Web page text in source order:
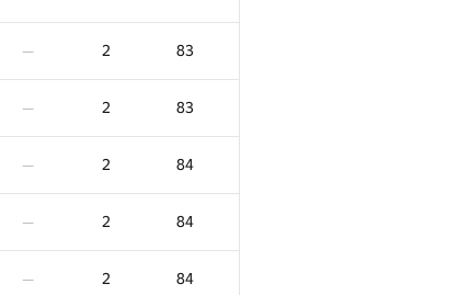
— 2 83
— 2 83
— 2 84
— 2 84
— 2 84